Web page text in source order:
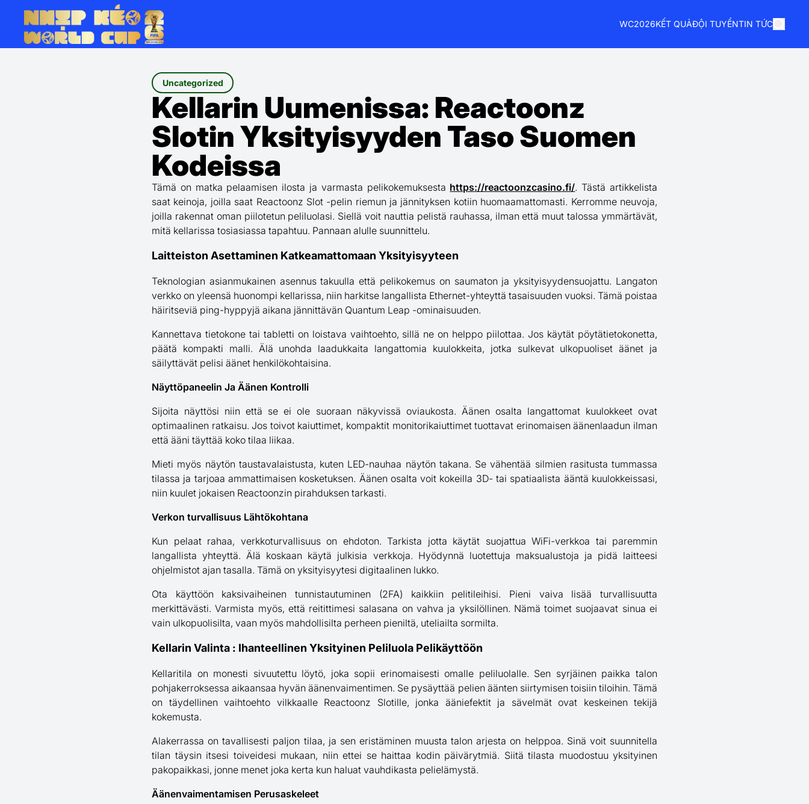
WC2026KẾT QUẢĐỘI TUYỂNTIN TỨC
Uncategorized
Kellarin Uumenissa: Reactoonz
Slotin Yksityisyyden Taso Suomen
Kodeissa
Tämä on matka pelaamisen ilosta ja varmasta pelikokemuksesta https://reactoonzcasino.fi/. Tästä artikkelista
saat keinoja, joilla saat Reactoonz Slot -pelin riemun ja jännityksen kotiin huomaamattomasti. Kerromme neuvoja,
joilla rakennat oman piilotetun peliluolasi. Siellä voit nauttia pelistä rauhassa, ilman että muut talossa ymmärtävät,
mitä kellarissa tosiasiassa tapahtuu. Pannaan alulle suunnittelu.
Laitteiston Asettaminen Katkeamattomaan Yksityisyyteen
Teknologian asianmukainen asennus takuulla että pelikokemus on saumaton ja yksityisyydensuojattu. Langaton
verkko on yleensä huonompi kellarissa, niin harkitse langallista Ethernet-yhteyttä tasaisuuden vuoksi. Tämä poistaa
häiritseviä ping-hyppyjä aikana jännittävän Quantum Leap -ominaisuuden.
Kannettava tietokone tai tabletti on loistava vaihtoehto, sillä ne on helppo piilottaa. Jos käytät pöytätietokonetta,
päätä kompakti malli. Älä unohda laadukkaita langattomia kuulokkeita, jotka sulkevat ulkopuoliset äänet ja
säilyttävät pelisi äänet henkilökohtaisina.
Näyttöpaneelin Ja Äänen Kontrolli
Sijoita näyttösi niin että se ei ole suoraan näkyvissä oviaukosta. Äänen osalta langattomat kuulokkeet ovat
optimaalinen ratkaisu. Jos toivot kaiuttimet, kompaktit monitorikaiuttimet tuottavat erinomaisen äänenlaadun ilman
että ääni täyttää koko tilaa liikaa.
Mieti myös näytön taustavalaistusta, kuten LED-nauhaa näytön takana. Se vähentää silmien rasitusta tummassa
tilassa ja tarjoaa ammattimaisen kosketuksen. Äänen osalta voit kokeilla 3D- tai spatiaalista ääntä kuulokkeissasi,
niin kuulet jokaisen Reactoonzin pirahduksen tarkasti.
Verkon turvallisuus Lähtökohtana
Kun pelaat rahaa, verkkoturvallisuus on ehdoton. Tarkista jotta käytät suojattua WiFi-verkkoa tai paremmin
langallista yhteyttä. Älä koskaan käytä julkisia verkkoja. Hyödynnä luotettuja maksualustoja ja pidä laitteesi
ohjelmistot ajan tasalla. Tämä on yksityisyytesi digitaalinen lukko.
Ota käyttöön kaksivaiheinen tunnistautuminen (2FA) kaikkiin pelitileihisi. Pieni vaiva lisää turvallisuutta
merkittävästi. Varmista myös, että reitittimesi salasana on vahva ja yksilöllinen. Nämä toimet suojaavat sinua ei
vain ulkopuolisilta, vaan myös mahdollisilta perheen pieniltä, uteliailta sormilta.
Kellarin Valinta : Ihanteellinen Yksityinen Peliluola Pelikäyttöön
Kellaritila on monesti sivuutettu löytö, joka sopii erinomaisesti omalle peliluolalle. Sen syrjäinen paikka talon
pohjakerroksessa aikaansaa hyvän äänenvaimentimen. Se pysäyttää pelien äänten siirtymisen toisiin tiloihin. Tämä
on täydellinen vaihtoehto vilkkaalle Reactoonz Slotille, jonka ääniefektit ja sävelmät ovat keskeinen tekijä
kokemusta.
Alakerrassa on tavallisesti paljon tilaa, ja sen eristäminen muusta talon arjesta on helppoa. Sinä voit suunnitella
tilan täysin itsesi toiveidesi mukaan, niin ettei se haittaa kodin päivärytmiä. Siitä tilasta muodostuu yksityinen
pakopaikkasi, jonne menet joka kerta kun haluat vauhdikasta pelielämystä.
Äänenvaimentamisen Perusaskeleet